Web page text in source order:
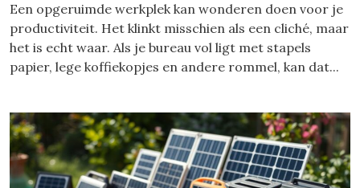
Een opgeruimde werkplek kan wonderen doen voor je
productiviteit. Het klinkt misschien als een cliché, maar
het is echt waar. Als je bureau vol ligt met stapels
papier, lege koffiekopjes en andere rommel, kan dat...